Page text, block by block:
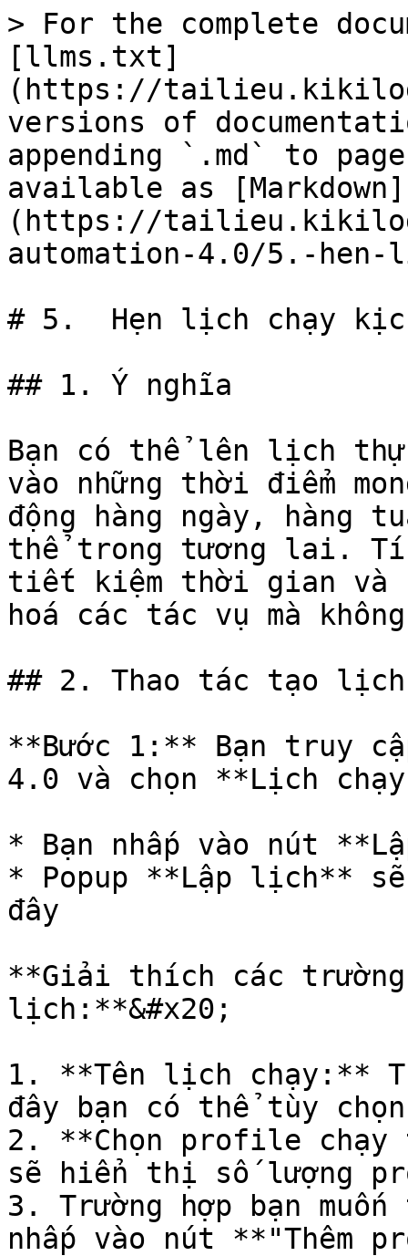
> For the complete
[llms.txt]
(https://
versions of
appending `.md` to
available as [Markdown]
(https://
automation-4.0/5.-
# 5.  Hẹn lịch chạy
## 1. Ý nghĩa
Bạn có thể lên lịch
vào những thời điểm
động hàng ngày, hàng
thể trong tương lai.
tiết kiệm thời gian và
hoá các tác vụ mà
## 2. Thao tác tạo lịch
**Bước 1:** Bạn truy
4.0 và chọn **Lịch
* Bạn nhấp vào nút
* Popup **Lập lịch**
đây
**Giải thích các trường
lịch:**&#x20;
1. **Tên lịch chạy:**
đây bạn có thể tùy
2. **Chọn profile chạy
sẽ hiển thị số lượng
3. Trường hợp bạn
nhấp vào nút **"Thêm